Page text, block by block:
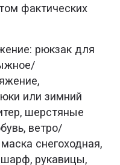
фактических
рюкзак для
или зимний
шерстяные
ветро/
снегоходная,
рукавицы,